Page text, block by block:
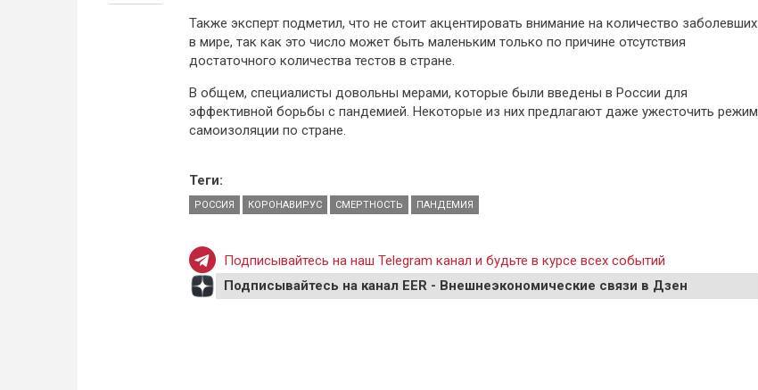
Также эксперт подметил, что не стоит акцентировать внимание на количество заболевших
в мире, так как это число может быть маленьким только по причине отсутствия
достаточного количества тестов в стране.
В общем, специалисты довольны мерами, которые были введены в России для
эффективной борьбы с пандемией. Некоторые из них предлагают даже ужесточить режим
самоизоляции по стране.
Теги:
РОССИЯ КОРОНАВИРУС СМЕРТНОСТЬ ПАНДЕМИЯ
Подписывайтесь на наш Telegram канал и будьте в курсе всех событий
Подписывайтесь на канал EER - Внешнеэкономические связи в Дзен